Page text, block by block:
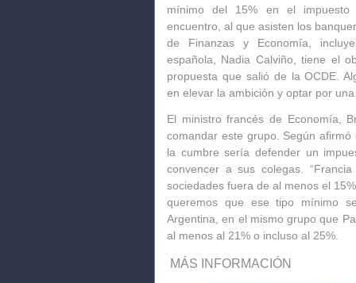
mínimo del 15% en el
encuentro, al que asisten los
de Finanzas y Economía,
española, Nadia Calviño, tiene el
propuesta que salió de la OCDE.
en elevar la ambición y optar por
El ministro francés de Economía,
comandar este grupo. Según
la cumbre sería defender un
convencer a sus colegas.
sociedades fuera de al menos el
queremos que ese tipo mínimo
Argentina, en el mismo grupo que
al menos al 21% o incluso al 25%.
MÁS INFORMACIÓN